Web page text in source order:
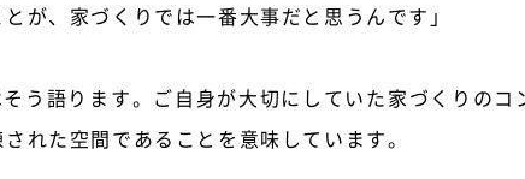
が、家づくりでは一番大事だと思うんです」
う語ります。ご自身が大切にしていた家づくりの
れた空間であることを意味しています。